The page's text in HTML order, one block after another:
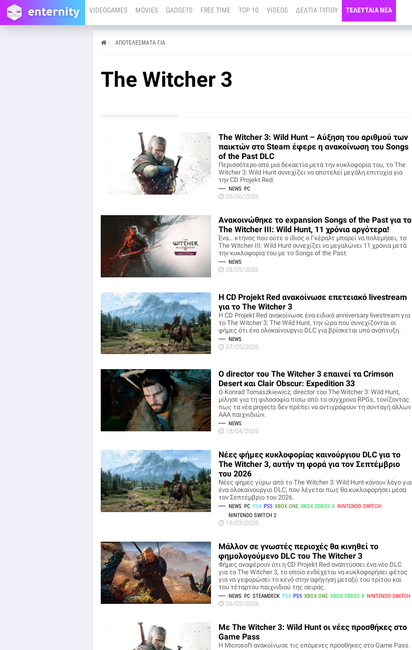
VIDEOGAMES MOVIES GADGETS FREE TIME TOP 10 VIDEOS ΔΕΛΤΙΑ ΤΥΠΟΥ ΤΕΛΕΥΤΑΙΑ ΝΕΑ
ΑΠΟΤΕΛΕΣΜΑΤΑ ΓΙΑ
The Witcher 3
The Witcher 3: Wild Hunt – Αύξηση του αριθμού των
παικτών στο Steam έφερε η ανακοίνωση του Songs
of the Past DLC
Περισσότερο από μια δεκαετία μετά την κυκλοφορία του, το The
Witcher 3: Wild Hunt συνεχίζει να αποτελεί μεγάλη επιτυχία για
την CD Projekt Red.
NEWS PC
05/06/2026
Ανακοινώθηκε το expansion Songs of the Past για το
The Witcher III: Wild Hunt, 11 χρόνια αργότερα!
Ένα… κτήνος που ούτε ο ίδιος ο Γκέραλτ μπορεί να πολεμήσει, το
The Witcher III: Wild Hunt συνεχίζει να μεγαλώνει 11 χρόνια μετά
την κυκλοφορία του με το Songs of the Past.
NEWS
28/05/2026
Η CD Projekt Red ανακοίνωσε επετειακό livestream
για το The Witcher 3
Η CD Projekt Red ανακοίνωσε ένα ειδικό anniversary livestream για
το The Witcher 3: The Wild Hunt, την ώρα που συνεχίζονται οι
φήμες ότι ένα ολοκαίνουργιο DLC για βρίσκεται υπό ανάπτυξη.
NEWS
27/05/2026
Ο director του The Witcher 3 επαινεί τα Crimson
Desert και Clair Obscur: Expedition 33
Ο Konrad Tomaszkiewicz, director του The Witcher 3: Wild Hunt,
μίλησε για τη φιλοσοφία πίσω από τα σύγχρονα RPGs, τονίζοντας
πως τα νέα projects δεν πρέπει να αντιγράφουν τη συνταγή άλλων
AAA παιχνιδιών.
NEWS
18/04/2026
Νέες φήμες κυκλοφορίας καινούργιου DLC για το
The Witcher 3, αυτήν τη φορά για τον Σεπτέμβριο
του 2026
Νέες φήμες γύρω από το The Witcher 3: Wild Hunt κάνουν λόγο για
ένα ολοκαίνουργιο DLC, που λέγεται πως θα κυκλοφορήσει μέσα
τον Σεπτέμβριο του 2026.
NEWS PC PS4 PS5 XBOX ONE XBOX SERIES X NINTENDO SWITCH
NINTENDO SWITCH 2
18/03/2026
Μάλλον σε γνωστές περιοχές θα κινηθεί το
φημολογούμενο DLC του The Witcher 3
Φήμες αναφέρουν ότι η CD Projekt Red αναπτύσσει ένα νέο DLC
για το The Witcher 3, το οποίο ενδέχεται να κυκλοφορήσει φέτος
για να γεφυρώσει το κενό στην αφήγηση μεταξύ του τρίτου και
του τέταρτου παιχνιδιού της σειράς.
NEWS PC STEAMDECK PS4 PS5 XBOX ONE XBOX SERIES X NINTENDO SWITCH
26/02/2026
Με The Witcher 3: Wild Hunt οι νέες προσθήκες στο
Game Pass
Η Microsoft ανακοίνωσε τις επόμενες προσθήκες στο Game Pass.